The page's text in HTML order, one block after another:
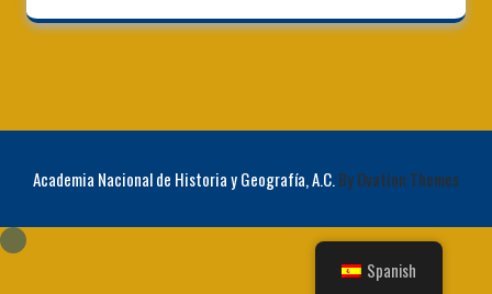
Academia Nacional de Historia y Geografía, A.C.By Ovation Themes
Spanish